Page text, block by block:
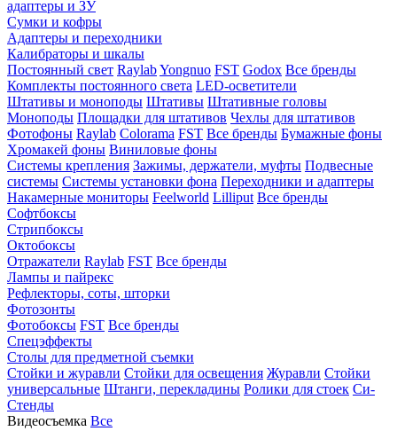
адаптеры и ЗУ
Сумки и кофры
Адаптеры и переходники
Калибраторы и шкалы
Постоянный свет RaylabYongnuo FST Godox Все бренды
Комплекты постоянного света LED-осветители
Штативы и моноподы Штативы Штативные головы
Моноподы Площадки для штативов Чехлы для штативов
Фотофоны Raylab Colorama FST Все бренды Бумажные фоны
Хромакей фоны Виниловые фоны
Системы крепления Зажимы, держатели, муфты Подвесные
системы Системы установки фона Переходники и адаптеры
Накамерные мониторы Feelworld Lilliput Все бренды
Софтбоксы
Стрипбоксы
Октобоксы
Отражатели Raylab FST Все бренды
Лампы и пайрекс
Рефлекторы, соты, шторки
Фотозонты
Фотобоксы FST Все бренды
Спецэффекты
Столы для предметной съемки
Стойки и журавли Стойки для освещения Журавли Стойки
универсальные Штанги, перекладины Ролики для стоек Си-
Стенды
Видеосъемка Все